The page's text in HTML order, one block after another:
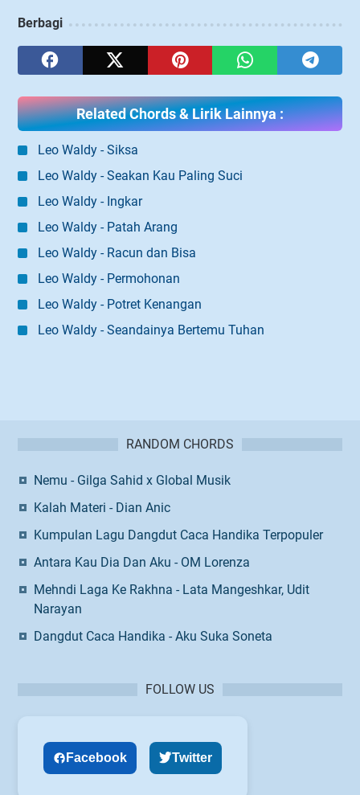
Berbagi
Related Chords & Lirik Lainnya :
Leo Waldy - Siksa
Leo Waldy - Seakan Kau Paling Suci
Leo Waldy - Ingkar
Leo Waldy - Patah Arang
Leo Waldy - Racun dan Bisa
Leo Waldy - Permohonan
Leo Waldy - Potret Kenangan
Leo Waldy - Seandainya Bertemu Tuhan
RANDOM CHORDS
Nemu - Gilga Sahid x Global Musik
Kalah Materi - Dian Anic
Kumpulan Lagu Dangdut Caca Handika Terpopuler
Antara Kau Dia Dan Aku - OM Lorenza
Mehndi Laga Ke Rakhna - Lata Mangeshkar, Udit
Narayan
Dangdut Caca Handika - Aku Suka Soneta
FOLLOW US
Facebook Twitter